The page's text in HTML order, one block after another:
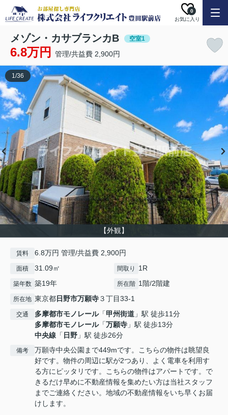
お気に入り
0
メゾン・カサブランカB 空室1
6.8万円 管理/共益費 2,900円
【外観】
1/36
賃料 6.8万円 管理/共益費 2,900円
面積 31.09㎡ 間取り 1R
築年数 築19年 所在階 1階/2階建
所在地 東京都日野市万願寺３丁目33-1
交通 多摩都市モノレール「甲州街道 」駅 徒歩11分
多摩都市モノレール「万願寺 」駅 徒歩13分
中央線 「 日野 」駅 徒歩26分
備考
万願寺中央公園まで449mです。こちらの物件は眺望良
好です。物件の周辺に駅が2つあり、よく電車を利用す
る方にピッタリです。こちらの物件はアパートです。で
きるだけ早めに不動産情報を集めたい方は当社スタッフ
までご連絡ください。地域の不動産情報をいち早くお届
けします。